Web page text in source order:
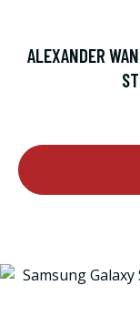
ALEXANDER